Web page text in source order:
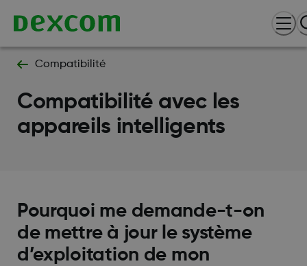
Compatibilité
Compatibilité avec les
appareils intelligents
Pourquoi me demande-t-on
de mettre à jour le système
d’exploitation de mon